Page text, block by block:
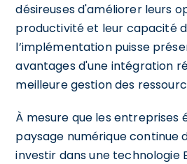
désireuses d'améliorer leurs
productivité et leur capacité
l’implémentation puisse
avantages d'une intégration
meilleure gestion des
À mesure que les entreprises
paysage numérique continue
investir dans une technologie